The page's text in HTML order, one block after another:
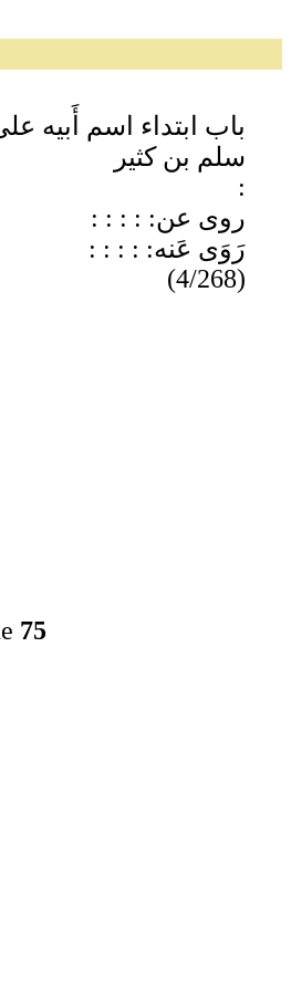
باب ابتداء اسم أَبيه
سلم بن كثير
:
روى عن: : : : :
رَوَى عَنه: : : : :
(4/268)
75